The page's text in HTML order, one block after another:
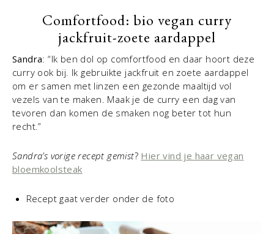
Comfortfood: bio vegan curry
jackfruit-zoete aardappel
Sandra: “Ik ben dol op comfortfood en daar hoort deze
curry ook bij. Ik gebruikte jackfruit en zoete aardappel
om er samen met linzen een gezonde maaltijd vol
vezels van te maken. Maak je de curry een dag van
tevoren dan komen de smaken nog beter tot hun
recht.”
Sandra’s vorige recept gemist? Hier vind je haar vegan
bloemkoolsteak
Recept gaat verder onder de foto